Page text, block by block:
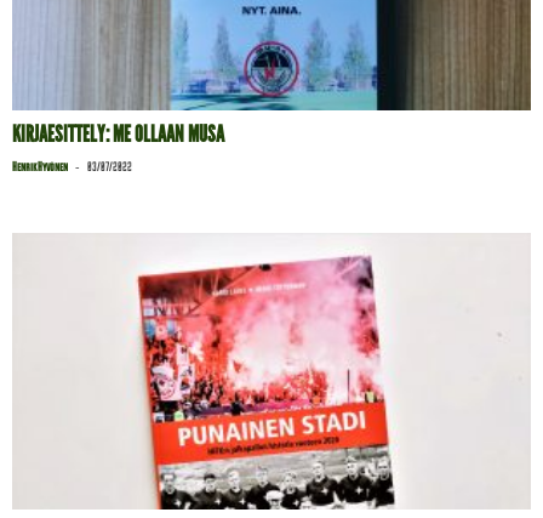
KIRJAESITTELY: ME OLLAAN MUSA
Henrik Hyvönen - 03/07/2022